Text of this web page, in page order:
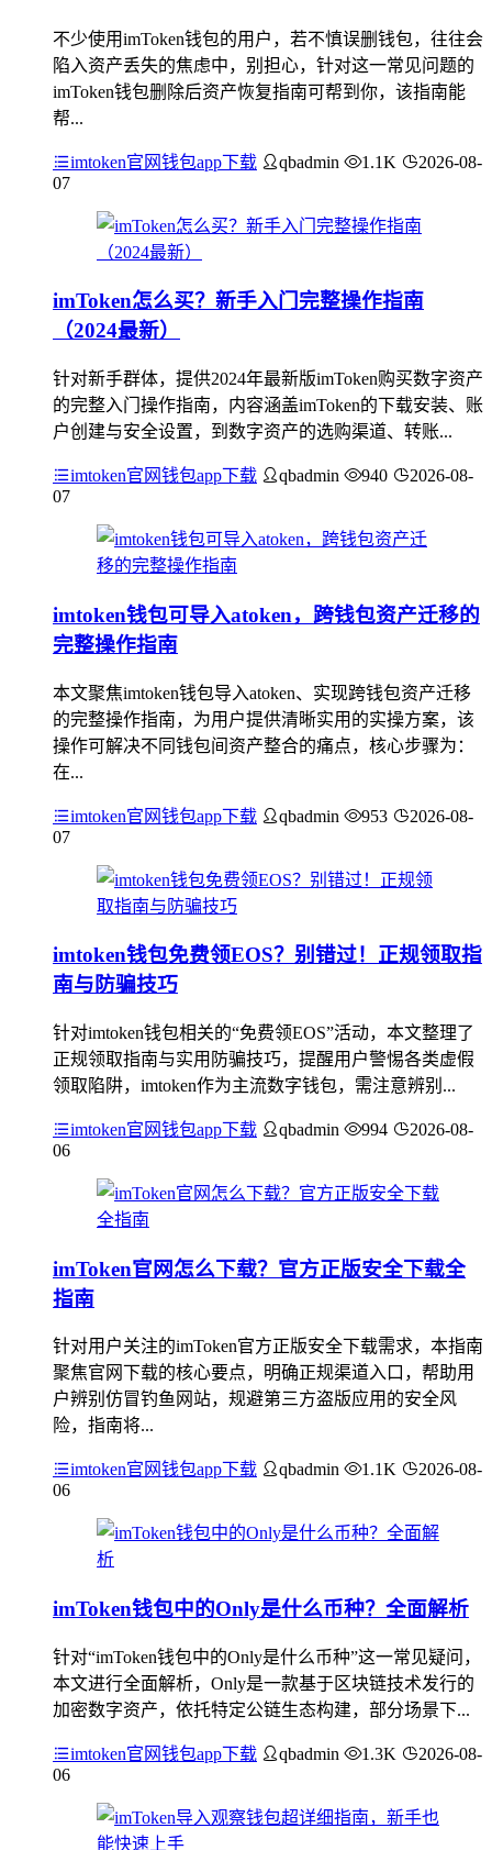
不少使用imToken钱包的用户，若不慎误删钱包，往往会
陷入资产丢失的焦虑中，别担心，针对这一常见问题的
imToken钱包删除后资产恢复指南可帮到你，该指南能
帮...
imtoken官网钱包app下载 qbadmin 1.1K
2026-08-
07
imToken怎么买？新手入门完整操作指南
（2024最新）
针对新手群体，提供2024年最新版imToken购买数字资产
的完整入门操作指南，内容涵盖imToken的下载安装、账
户创建与安全设置，到数字资产的选购渠道、转账...
imtoken官网钱包app下载 qbadmin 940
2026-08-
07
imtoken钱包可导入atoken，跨钱包资产迁移的
完整操作指南
本文聚焦imtoken钱包导入atoken、实现跨钱包资产迁移
的完整操作指南，为用户提供清晰实用的实操方案，该
操作可解决不同钱包间资产整合的痛点，核心步骤为：
在...
imtoken官网钱包app下载 qbadmin 953
2026-08-
07
imtoken钱包免费领EOS？别错过！正规领取指
南与防骗技巧
针对imtoken钱包相关的“免费领EOS”活动，本文整理了
正规领取指南与实用防骗技巧，提醒用户警惕各类虚假
领取陷阱，imtoken作为主流数字钱包，需注意辨别...
imtoken官网钱包app下载 qbadmin 994
2026-08-
06
imToken官网怎么下载？官方正版安全下载全
指南
针对用户关注的imToken官方正版安全下载需求，本指南
聚焦官网下载的核心要点，明确正规渠道入口，帮助用
户辨别仿冒钓鱼网站，规避第三方盗版应用的安全风
险，指南将...
imtoken官网钱包app下载 qbadmin 1.1K
2026-08-
06
imToken钱包中的Only是什么币种？全面解析
针对“imToken钱包中的Only是什么币种”这一常见疑问，
本文进行全面解析，Only是一款基于区块链技术发行的
加密数字资产，依托特定公链生态构建，部分场景下...
imtoken官网钱包app下载 qbadmin 1.3K
2026-08-
06